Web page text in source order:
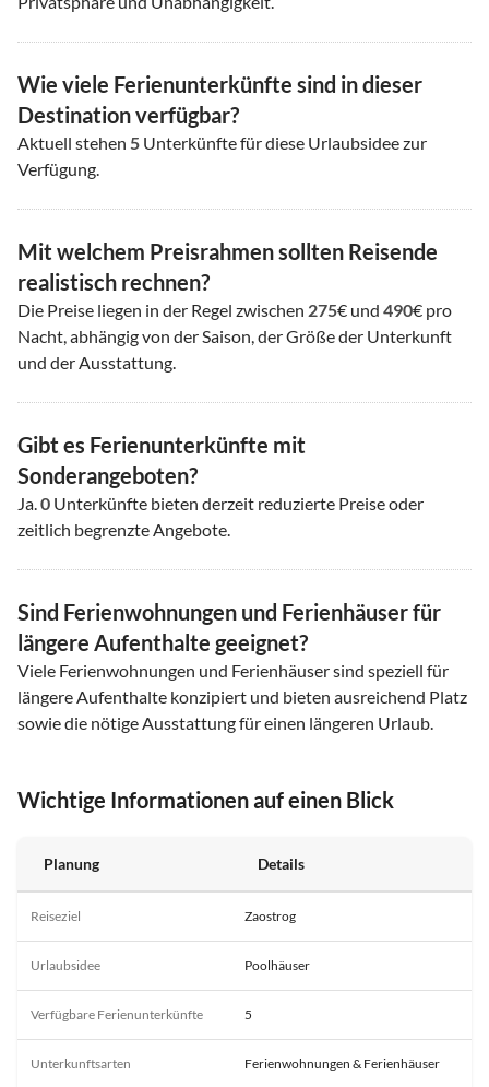
Wie viele Ferienunterkünfte sind in dieser
Destination verfügbar?
Aktuell stehen 5 Unterkünfte für diese Urlaubsidee zur
Verfügung.
Mit welchem Preisrahmen sollten Reisende
realistisch rechnen?
Die Preise liegen in der Regel zwischen 275€ und 490€ pro
Nacht, abhängig von der Saison, der Größe der Unterkunft
und der Ausstattung.
Gibt es Ferienunterkünfte mit
Sonderangeboten?
Ja.0 Unterkünfte bieten derzeit reduzierte Preise oder
zeitlich begrenzte Angebote.
Sind Ferienwohnungen und Ferienhäuser für
längere Aufenthalte geeignet?
Viele Ferienwohnungen und Ferienhäuser sind speziell für
längere Aufenthalte konzipiert und bieten ausreichend Platz
sowie die nötige Ausstattung für einen längeren Urlaub.
Wichtige Informationen auf einen Blick
Planung Details
Reiseziel Zaostrog
Urlaubsidee Poolhäuser
Verfügbare Ferienunterkünfte 5
Unterkunftsarten Ferienwohnungen & Ferienhäuser